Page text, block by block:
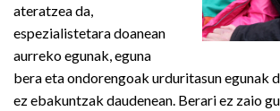
ateratzea da,
espezialistetara doanean
aurreko egunak, eguna
bera eta ondorengoak urduritasun egunak
ez ebakuntzak daudenean. Berari ez zaio